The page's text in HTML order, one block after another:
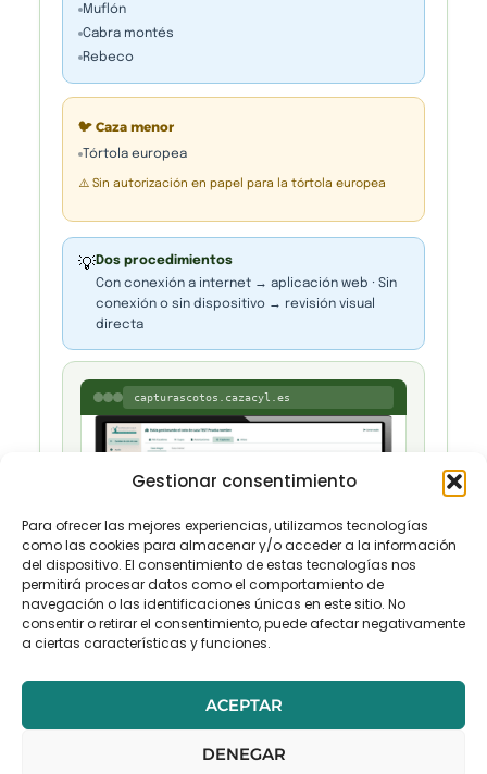
Gestionar consentimiento
Para ofrecer las mejores experiencias, utilizamos tecnologías
como las cookies para almacenar y/o acceder a la información
del dispositivo. El consentimiento de estas tecnologías nos
permitirá procesar datos como el comportamiento de
navegación o las identificaciones únicas en este sitio. No
consentir o retirar el consentimiento, puede afectar negativamente
a ciertas características y funciones.
ACEPTAR
DENEGAR
Muflón
Cabra montés
Rebeco
🐦 Caza menor
Tórtola europea
⚠️ Sin autorización en papel para la tórtola europea
💡Dos procedimientos
Con conexión a internet → aplicación web · Sin
conexión o sin dispositivo → revisión visual
directa
capturascotos.cazacyl.es
Vista general de la aplicación web — gestión de
precintos 2025